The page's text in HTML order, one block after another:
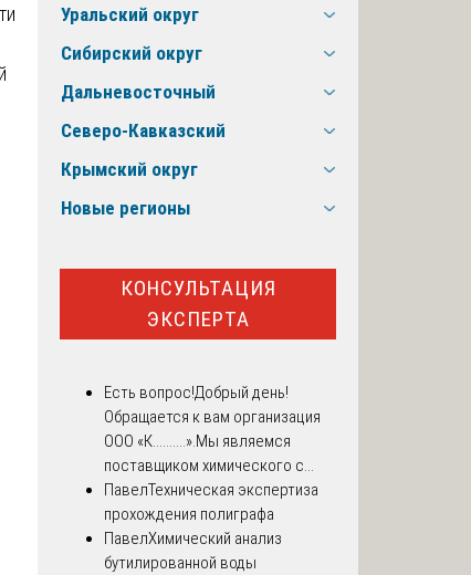
Уральский округ
Сибирский округ
Дальневосточный
Северо-Кавказский
Крымский округ
Новые регионы
КОНСУЛЬТАЦИЯ
ЭКСПЕРТА
Есть вопрос!Добрый день!
Обращается к вам организация
ООО «К..........».Мы являемся
поставщиком химического с...
ПавелТехническая экспертиза
прохождения полиграфа
ПавелХимический анализ
бутилированной воды